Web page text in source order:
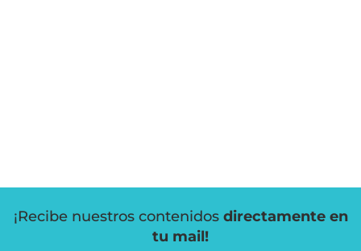
¡Recibe nuestros contenidos directamente en
tu mail!